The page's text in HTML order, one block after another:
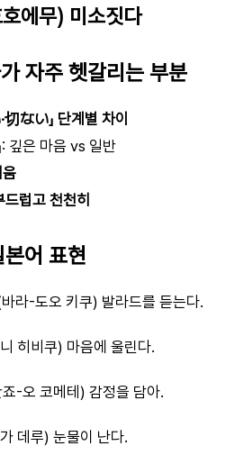
에무) 미소짓다
자주 헷갈리는 부분
ない」 단계별 차이
: 깊은 마음 vs 일반
움
럽고 천천히
어 표현
라-도오 키쿠) 발라드를 듣는다.
히비쿠) 마음에 울린다.
-오 코메테) 감정을 담아.
데루) 눈물이 난다.